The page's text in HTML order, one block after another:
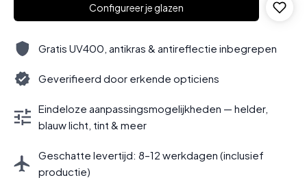
Configureer je glazen
Gratis UV400, antikras & antireflectie inbegrepen
Geverifieerd door erkende opticiens
Eindeloze aanpassingsmogelijkheden — helder,
blauw licht, tint & meer
Geschatte levertijd: 8–12 werkdagen (inclusief
productie)